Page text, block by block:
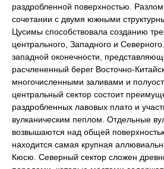
раздробленной поверхностью.
сочетании с двумя южными
Цусимы способствовала созданию
центрального, Западного и
западной оконечности,
расчлененный берег Восточно-
многочисленными заливами и
центральный сектор состоит
раздробленных лавовых плато и
вулканическим пеплом. Отдельные
возвышаются над общей
находится самая крупная
Кюсю. Северный сектор сложен